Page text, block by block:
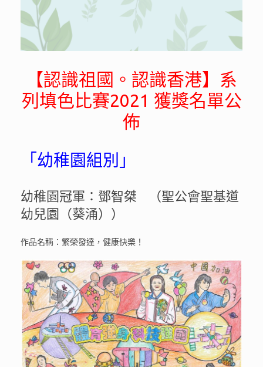
【認識祖國。認識香港】系
列填色比賽2021 獲獎名單公
佈
「幼稚園組別」
幼稚園冠軍：鄧智桀 （聖公會聖基道
幼兒園（葵涌））
作品名稱：繁榮發達，健康快樂！